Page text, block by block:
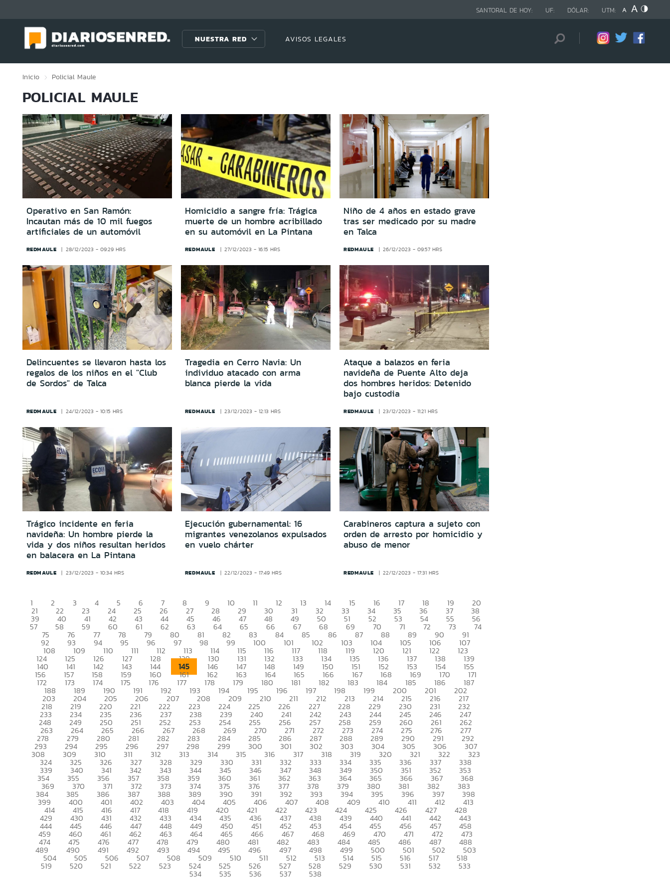
SANTORAL DE HOY: UF: DÓLAR: UTM:
NUESTRA RED AVISOS LEGALES
Inicio Policial Maule
POLICIAL MAULE
Operativo en San Ramón:
Incautan más de 10 mil fuegos
artificiales de un automóvil
REDMAULE 28/12/2023 - 09:29 HRS
Homicidio a sangre fría: Trágica
muerte de un hombre acribillado
en su automóvil en La Pintana
REDMAULE 27/12/2023 - 16:15 HRS
Niño de 4 años en estado grave
tras ser medicado por su madre
en Talca
REDMAULE 26/12/2023 - 09:57 HRS
Delincuentes se llevaron hasta los
regalos de los niños en el "Club
de Sordos" de Talca
REDMAULE 24/12/2023 - 10:15 HRS
Tragedia en Cerro Navia: Un
individuo atacado con arma
blanca pierde la vida
REDMAULE 23/12/2023 - 12:13 HRS
Ataque a balazos en feria
navideña de Puente Alto deja
dos hombres heridos: Detenido
bajo custodia
REDMAULE 23/12/2023 - 11:21 HRS
Trágico incidente en feria
navideña: Un hombre pierde la
vida y dos niños resultan heridos
en balacera en La Pintana
REDMAULE 23/12/2023 - 10:34 HRS
Ejecución gubernamental: 16
migrantes venezolanos expulsados
en vuelo chárter
REDMAULE 22/12/2023 - 17:49 HRS
Carabineros captura a sujeto con
orden de arresto por homicidio y
abuso de menor
REDMAULE 22/12/2023 - 17:31 HRS
1 2 3 4 5 6 7 8 9 10 11 12 13 14 15 16 17 18 19 20
21 22 23 24 25 26 27 28 29 30 31 32 33 34 35 36 37 38
39 40 41 42 43 44 45 46 47 48 49 50 51 52 53 54 55 56
57 58 59 60 61 62 63 64 65 66 67 68 69 70 71 72 73 74
75 76 77 78 79 80 81 82 83 84 85 86 87 88 89 90 91
92 93 94 95 96 97 98 99 100 101 102 103 104 105 106 107
108 109 110 111 112 113 114 115 116 117 118 119 120 121 122 123
124 125 126 127 128 129 130 131 132 133 134 135 136 137 138 139
140 141 142 143 144 145 146 147 148 149 150 151 152 153 154 155
156 157 158 159 160 161 162 163 164 165 166 167 168 169 170 171
172 173 174 175 176 177 178 179 180 181 182 183 184 185 186 187
188 189 190 191 192 193 194 195 196 197 198 199 200 201 202
203 204 205 206 207 208 209 210 211 212 213 214 215 216 217
218 219 220 221 222 223 224 225 226 227 228 229 230 231 232
233 234 235 236 237 238 239 240 241 242 243 244 245 246 247
248 249 250 251 252 253 254 255 256 257 258 259 260 261 262
263 264 265 266 267 268 269 270 271 272 273 274 275 276 277
278 279 280 281 282 283 284 285 286 287 288 289 290 291 292
293 294 295 296 297 298 299 300 301 302 303 304 305 306 307
308 309 310 311 312 313 314 315 316 317 318 319 320 321 322 323
324 325 326 327 328 329 330 331 332 333 334 335 336 337 338
339 340 341 342 343 344 345 346 347 348 349 350 351 352 353
354 355 356 357 358 359 360 361 362 363 364 365 366 367 368
369 370 371 372 373 374 375 376 377 378 379 380 381 382 383
384 385 386 387 388 389 390 391 392 393 394 395 396 397 398
399 400 401 402 403 404 405 406 407 408 409 410 411 412 413
414 415 416 417 418 419 420 421 422 423 424 425 426 427 428
429 430 431 432 433 434 435 436 437 438 439 440 441 442 443
444 445 446 447 448 449 450 451 452 453 454 455 456 457 458
459 460 461 462 463 464 465 466 467 468 469 470 471 472 473
474 475 476 477 478 479 480 481 482 483 484 485 486 487 488
489 490 491 492 493 494 495 496 497 498 499 500 501 502 503
504 505 506 507 508 509 510 511 512 513 514 515 516 517 518
519 520 521 522 523 524 525 526 527 528 529 530 531 532 533
534 535 536 537 538